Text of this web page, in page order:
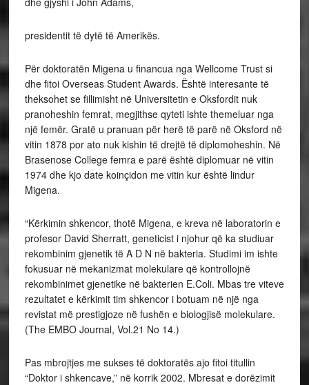
presidentit të dytë të Amerikës.
Për doktoratën Migena u financua nga Wellcome Trust si
dhe fitoi Overseas Student Awards. Është interesante të
theksohet se fillimisht në Universitetin e Oksfordit nuk
pranoheshin femrat, megjithse qyteti ishte themeluar nga
një femër. Gratë u pranuan për herë të parë në Oksford në
vitin 1878 por ato nuk kishin të drejtë të diplomoheshin. Në
Brasenose College femra e parë është diplomuar në vitin
1974 dhe kjo date koinçidon me vitin kur është lindur
Migena.
“Kërkimin shkencor, thotë Migena, e kreva në laboratorin e
profesor David Sherratt, geneticist i njohur që ka studiuar
rekombinim gjenetik të A D N në bakteria. Studimi im ishte
fokusuar në mekanizmat molekulare që kontrollojnë
rekombinimet gjenetike në bakterien E.Coli. Mbas tre viteve
rezultatet e kërkimit tim shkencor i botuam në një nga
revistat më prestigjoze në fushën e biologjisë molekulare.
(The EMBO Journal, Vol.21 No 14.)
Pas mbrojtjes me sukses të doktoratës ajo fitoi titullin
“Doktor i shkencave,” në korrik 2002. Mbresat e dorëzimit